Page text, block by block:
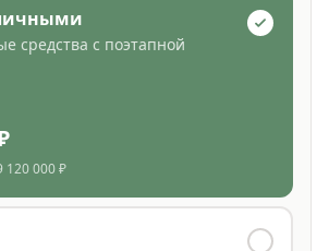
средства с поэтапной
120 000 ₽